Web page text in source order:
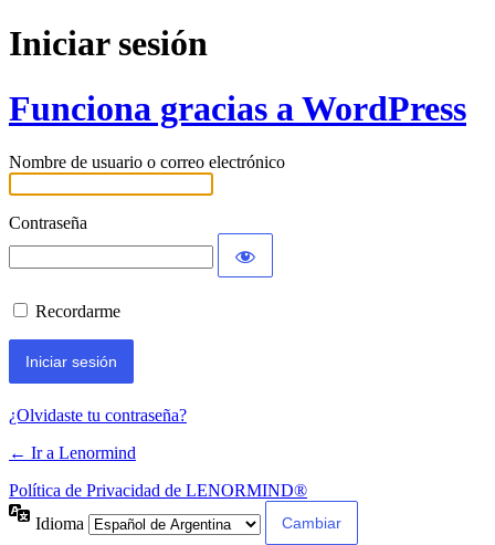
Iniciar sesión
Funciona gracias a WordPress
Nombre de usuario o correo electrónico
Contraseña
Recordarme
¿Olvidaste tu contraseña?
← Ir a Lenormind
Política de Privacidad de LENORMIND®
Idioma